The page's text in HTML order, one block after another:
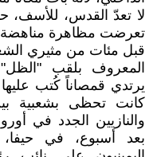
لا تعدّ القدس، للأسف،
تعرضت مظاهرة
قبل مئات من مثيري
كانت تحظى بشعبية
والنازيين الجدد في
بعد أسبوع، في